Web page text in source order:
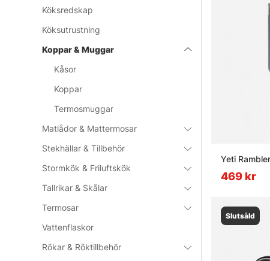
Köksredskap
Köksutrustning
Koppar & Muggar
Kåsor
Koppar
Termosmuggar
Matlådor & Mattermosar
Stekhällar & Tillbehör
Stormkök & Friluftskök
Tallrikar & Skålar
Termosar
Vattenflaskor
Rökar & Röktillbehör
Yeti
469 kr
Slutsåld